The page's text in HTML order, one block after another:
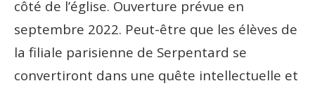
côté de l’église. Ouverture prévue en
septembre 2022. Peut-être que les élèves de
la filiale parisienne de Serpentard se
convertiront dans une quête intellectuelle et